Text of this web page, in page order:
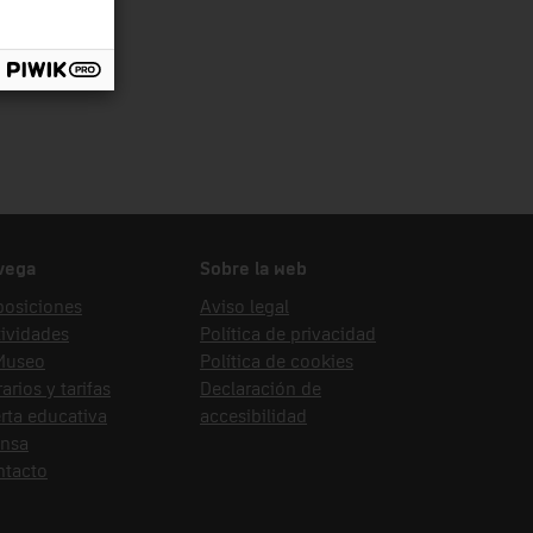
y tarifas
educativa
Sobre la web
Aviso legal
Política de privacidad
Política de cookies
Declaración de
accesibilidad